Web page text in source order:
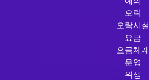
오락
오락시설
요금
요금체계
운영
위생